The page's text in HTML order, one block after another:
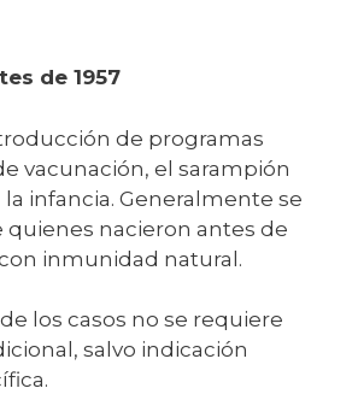
de 1957
de programas
vacunación, el sarampión
infancia. Generalmente se
quienes nacieron antes de
inmunidad natural.
los casos no se requiere
salvo indicación